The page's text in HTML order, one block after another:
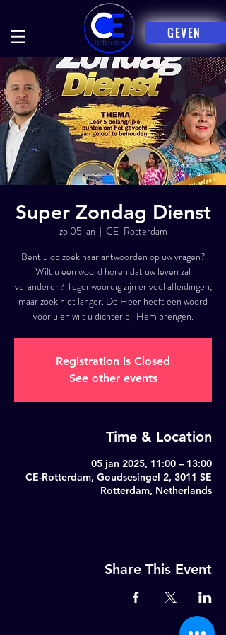
GEVEN
Super Zondag Dienst
zo 05 jan
  |
CE-Rotterdam
Bent u op zoek naar antwoorden op uw vragen?
Wilt u een woord horen dat uw leven zal
veranderen? Tegenwoordig zijn er veel afleidingen,
maar zoek niet langer. De Heer heeft een woord
voor u en wilt u dichter bij Hem brengen.
Registration is Closed
See other events
Time & Location
05 jan 2025, 11:00 – 13:00
CE-Rotterdam, Goudsesingel 2, 3011 SE
Rotterdam, Netherlands
Share This Event